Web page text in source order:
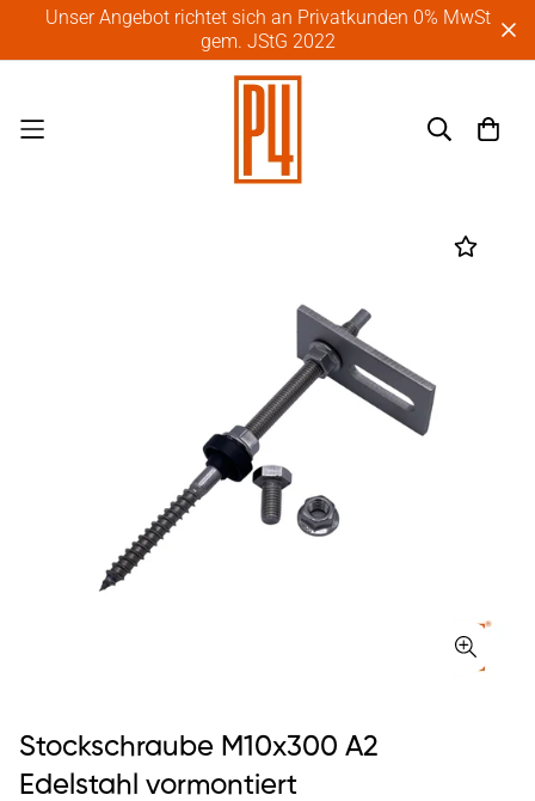
Unser Angebot richtet sich an Privatkunden 0% MwSt
gem. JStG 2022
Stockschraube M10x300 A2
Edelstahl vormontiert